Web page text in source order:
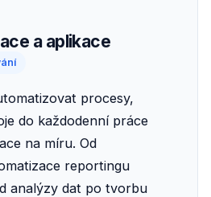
a aplikace
procesy,
do každodenní práce
na míru. Od
reportingu
analýzy dat po tvorbu